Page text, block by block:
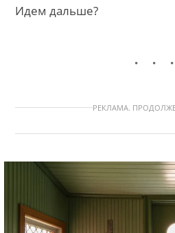
Идем дальше?
РЕКЛАМА.